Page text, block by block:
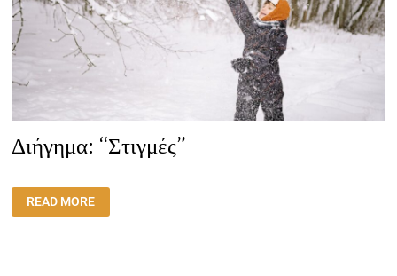
Διήγημα: “Στιγμές”
ΔΙΉΓΗΜΑ:
“ΣΤΙΓΜΈΣ”
READ MORE